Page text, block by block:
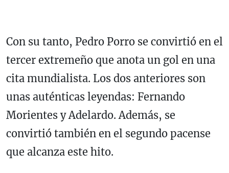
Con su tanto, Pedro Porro se convirtió en el
tercer extremeño que anota un gol en una
cita mundialista. Los dos anteriores son
unas auténticas leyendas: Fernando
Morientes y Adelardo. Además, se
convirtió también en el segundo pacense
que alcanza este hito.